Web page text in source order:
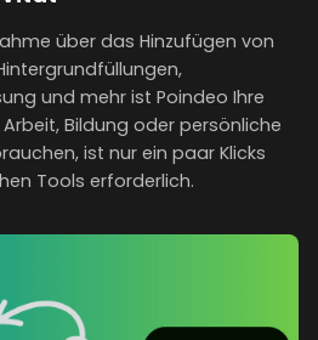
über das Hinzufügen von
und mehr ist Poindeo Ihre
Bildung oder persönliche
ist nur ein paar Klicks
Tools erforderlich.